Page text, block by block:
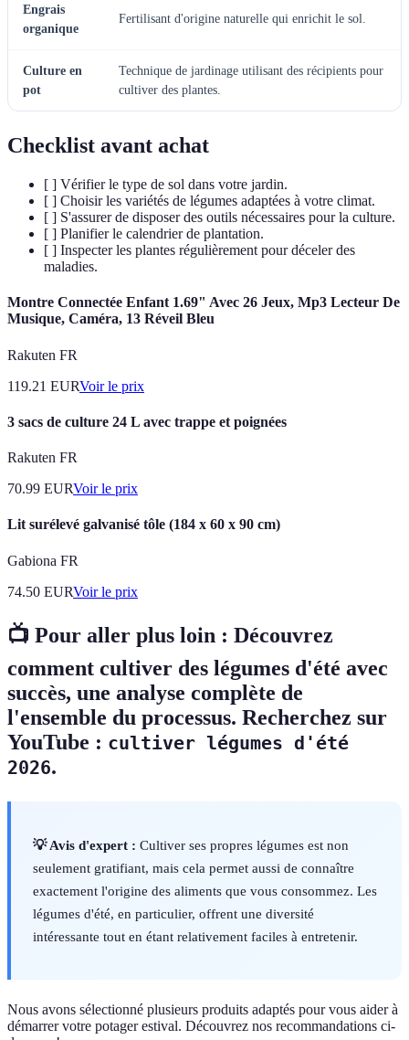
Engrais
organique
Fertilisant d'origine naturelle qui enrichit le sol.
Culture en
pot
Technique de jardinage utilisant des récipients pour
cultiver des plantes.
Checklist avant achat
[ ] Vérifier le type de sol dans votre jardin.
[ ] Choisir les variétés de légumes adaptées à votre climat.
[ ] S'assurer de disposer des outils nécessaires pour la culture.
[ ] Planifier le calendrier de plantation.
[ ] Inspecter les plantes régulièrement pour déceler des
maladies.
Montre Connectée Enfant 1.69" Avec 26 Jeux, Mp3 Lecteur De
Musique, Caméra, 13 Réveil Bleu
Rakuten FR
119.21 EURVoir le prix
3 sacs de culture 24 L avec trappe et poignées
Rakuten FR
70.99 EURVoir le prix
Lit surélevé galvanisé tôle (184 x 60 x 90 cm)
Gabiona FR
74.50 EURVoir le prix
📺 Pour aller plus loin : Découvrez
comment cultiver des légumes d'été avec
succès, une analyse complète de
l'ensemble du processus. Recherchez sur
YouTube : cultiver légumes d'été
2026.
💡 Avis d'expert : Cultiver ses propres légumes est non
seulement gratifiant, mais cela permet aussi de connaître
exactement l'origine des aliments que vous consommez. Les
légumes d'été, en particulier, offrent une diversité
intéressante tout en étant relativement faciles à entretenir.
Nous avons sélectionné plusieurs produits adaptés pour vous aider à
démarrer votre potager estival. Découvrez nos recommandations ci-